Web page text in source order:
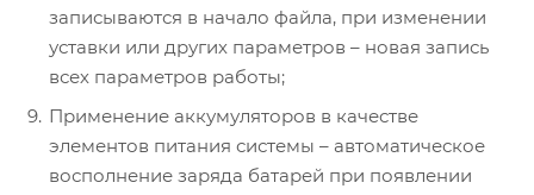
записываются в начало файла, при изменении
уставки или других параметров – новая запись
всех параметров работы;
Применение аккумуляторов в качестве
элементов питания системы – автоматическое
восполнение заряда батарей при появлении